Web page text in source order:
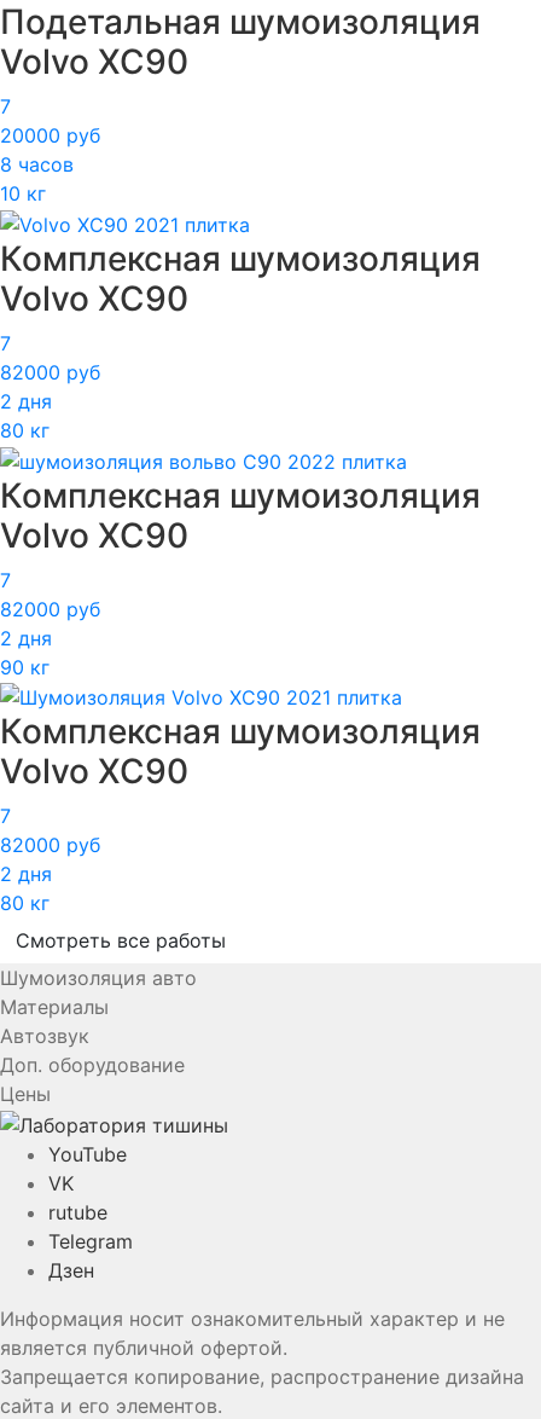
Подетальная шумоизоляция
Volvo XC90
7
20000 руб
8 часов
10 кг
Комплексная шумоизоляция
Volvo XC90
7
82000 руб
2 дня
80 кг
Комплексная шумоизоляция
Volvo XC90
7
82000 руб
2 дня
90 кг
Комплексная шумоизоляция
Volvo XC90
7
82000 руб
2 дня
80 кг
Смотреть все работы
Шумоизоляция авто
Материалы
Автозвук
Доп. оборудование
Цены
YouTube
VK
rutube
Telegram
Дзен
Информация носит ознакомительный характер и не
является публичной офертой.
Запрещается копирование, распространение дизайна
сайта и его элементов.